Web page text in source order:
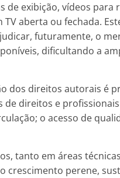
de exibição, vídeos para
TV aberta ou fechada.
futuramente, o
dificultando a
dos direitos autorais é
direitos e
o acesso de
tanto em áreas
crescimento perene,